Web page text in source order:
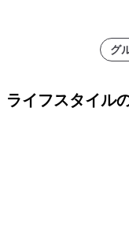
グ
ライフスタイル